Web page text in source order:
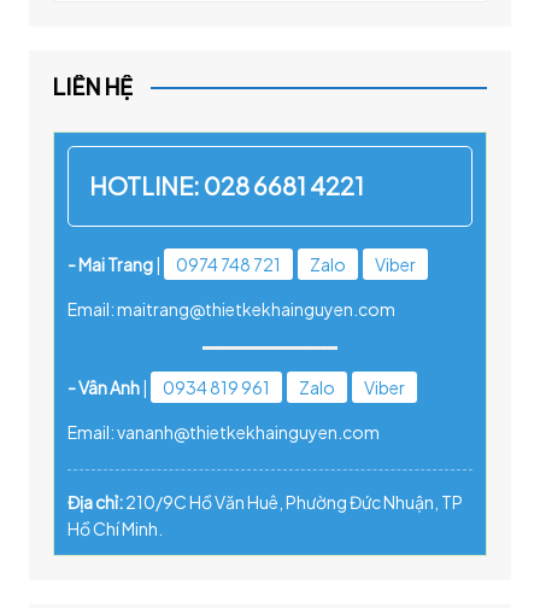
LIÊN HỆ
HOTLINE: 028 6681 4221
- Mai Trang| 0974 748 721 Zalo Viber
Email: maitrang@thietkekhainguyen.com
- Vân Anh| 0934 819 961 Zalo Viber
Email: vananh@thietkekhainguyen.com
Địa chỉ:210/9C Hồ Văn Huê, Phường Đức Nhuận, TP
Hồ Chí Minh.